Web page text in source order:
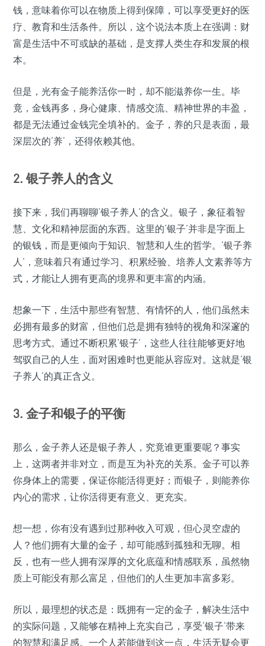
钱，意味着你可以在物质上得到保障，可以享受更好的医
疗、教育和生活条件。所以，这个说法本质上在强调：财
富是生活中不可或缺的基础，是支撑人类生存和发展的根
本。
但是，光有金子能养活你一时，却不能滋养你一生。毕
竟，金钱再多，身心健康、情感交流、精神世界的丰盈，
都是无法通过金钱完全填补的。金子，养的只是表面，最
深层次的‘养’，还得依赖其他。
2. 银子养人的含义
接下来，我们再聊聊‘银子养人’的含义。银子，象征着智
慧、文化和精神层面的东西。这里的‘银子’并非是字面上
的银钱，而是更倾向于知识、智慧和人生的哲学。‘银子养
人’，意味着只有通过学习、积累经验、培养人文素养等方
式，才能让人拥有更高的境界和更丰富的内涵。
想象一下，生活中那些有智慧、有情怀的人，他们虽然未
必拥有最多的财富，但他们总是拥有独特的视角和深邃的
思考方式。通过不断积累‘银子’，这些人往往能够更好地
驾驭自己的人生，面对困难时也更能从容应对。这就是‘银
子养人’的真正含义。
3. 金子和银子的平衡
那么，金子养人还是银子养人，究竟谁更重要呢？事实
上，这两者并非对立，而是互为补充的关系。金子可以养
你身体上的需要，保证你能活得更好；而银子，则能养你
内心的需求，让你活得更有意义、更充实。
想一想，你有没有遇到过那种收入可观，但心灵空虚的
人？他们拥有大量的金子，却可能感到孤独和无聊。相
反，也有一些人拥有深厚的文化底蕴和情感联系，虽然物
质上可能没有那么富足，但他们的人生更加丰富多彩。
所以，最理想的状态是：既拥有一定的金子，解决生活中
的实际问题，又能够在精神上充实自己，享受‘银子’带来
的智慧和满足感。一个人若能做到这一点，生活无疑会更